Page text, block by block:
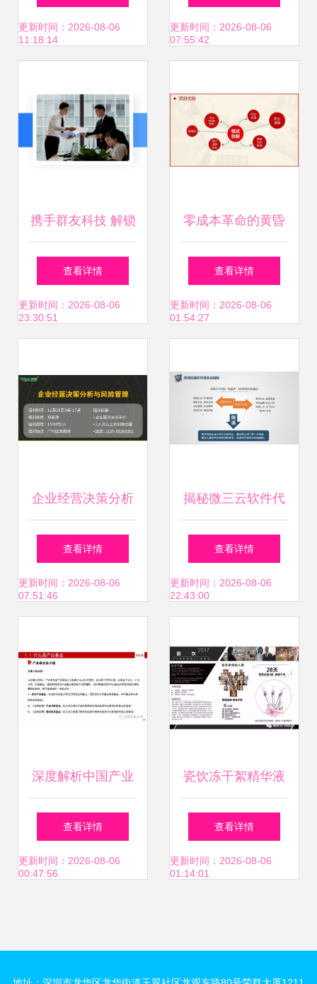
盟，点亮未来投资
更新时间：2026-08-06
11:18:14
五力分析利与弊与
更新时间：2026-08-06
07:55:42
携手群友科技 解锁
私域流量推广新蓝
海，共创互联网创
查看详情
更新时间：2026-08-06
23:30:51
零成本革命的黄昏
与黎明 莆田无成本
加盟项目的商业模
查看详情
更新时间：2026-08-06
01:54:27
企业经营决策分析
与风险管理公开课
智慧投资与信息咨
查看详情
更新时间：2026-08-06
07:51:46
揭秘微三云软件代
理 如何通过源码代
理与加盟开启电商
查看详情
更新时间：2026-08-06
22:43:00
深度解析中国产业
基金的建立、投
资、投后管理及风
查看详情
更新时间：2026-08-06
00:47:56
瓷饮冻干絮精华液
开启胶原蛋白修复
新时代，诚邀代理
查看详情
更新时间：2026-08-06
01:14:01